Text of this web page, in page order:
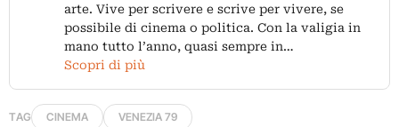
arte. Vive per scrivere e scrive per vivere, se
possibile di cinema o politica. Con la valigia in
mano tutto l’anno, quasi sempre in…
Scopri di più
TAG CINEMA VENEZIA 79